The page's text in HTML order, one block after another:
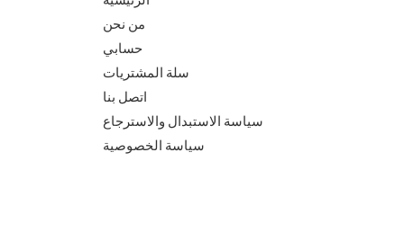
من نحن
حسابي
سلة المشتريات
اتصل بنا
سياسة الاستبدال والاسترجاع
سياسة الخصوصية